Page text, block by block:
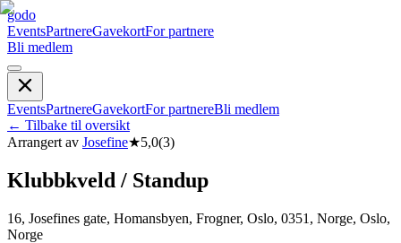
godo
EventsPartnereGavekortFor partnere
Bli medlem
EventsPartnereGavekortFor partnereBli medlem
← Tilbake til oversikt
Arrangert av Josefine★5,0(3)
Klubbkveld / Standup
16, Josefines gate, Homansbyen, Frogner, Oslo, 0351, Norge, Oslo,
Norge